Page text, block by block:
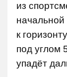
из
начальной
к
под углом
упадёт